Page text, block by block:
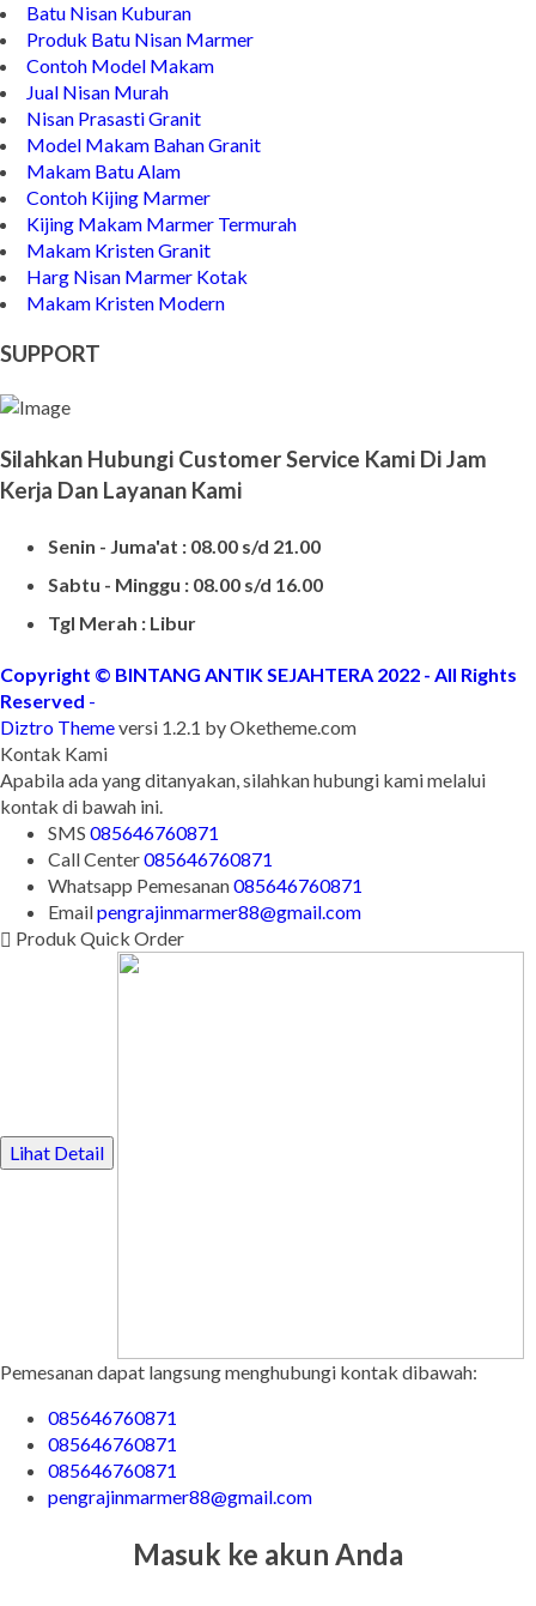
Batu Nisan Kuburan
Produk Batu Nisan Marmer
Contoh Model Makam
Jual Nisan Murah
Nisan Prasasti Granit
Model Makam Bahan Granit
Makam Batu Alam
Contoh Kijing Marmer
Kijing Makam Marmer Termurah
Makam Kristen Granit
Harg Nisan Marmer Kotak
Makam Kristen Modern
SUPPORT
Silahkan Hubungi Customer Service Kami Di Jam
Kerja Dan Layanan Kami
Senin - Juma'at : 08.00 s/d 21.00
Sabtu - Minggu : 08.00 s/d 16.00
Tgl Merah : Libur
Copyright © BINTANG ANTIK SEJAHTERA 2022 - All Rights
Reserved -
Diztro Themeversi 1.2.1 by Oketheme.com
Kontak Kami
Apabila ada yang ditanyakan, silahkan hubungi kami melalui
kontak di bawah ini.
SMS 085646760871
Call Center085646760871
Whatsapp Pemesanan085646760871
Emailpengrajinmarmer88@gmail.com
Produk Quick Order
Lihat Detail
Pemesanan dapat langsung menghubungi kontak dibawah:
085646760871
085646760871
085646760871
pengrajinmarmer88@gmail.com
Masuk ke akun Anda